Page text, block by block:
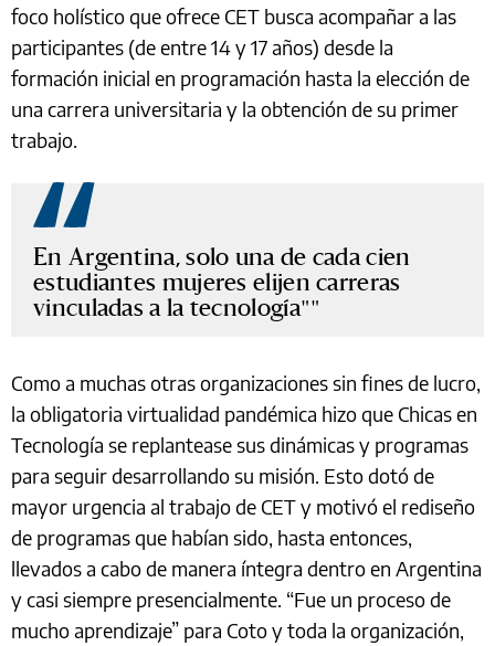
foco holístico que ofrece CET busca acompañar a las
participantes (de entre 14 y 17 años) desde la
formación inicial en programación hasta la elección de
una carrera universitaria y la obtención de su primer
trabajo.
En Argentina, solo una de cada cien
estudiantes mujeres elijen carreras
vinculadas a la tecnología"
Como a muchas otras organizaciones sin fines de lucro,
la obligatoria virtualidad pandémica hizo que Chicas en
Tecnología se replantease sus dinámicas y programas
para seguir desarrollando su misión. Esto dotó de
mayor urgencia al trabajo de CET y motivó el rediseño
de programas que habían sido, hasta entonces,
llevados a cabo de manera íntegra dentro en Argentina
y casi siempre presencialmente. “Fue un proceso de
mucho aprendizaje” para Coto y toda la organización,